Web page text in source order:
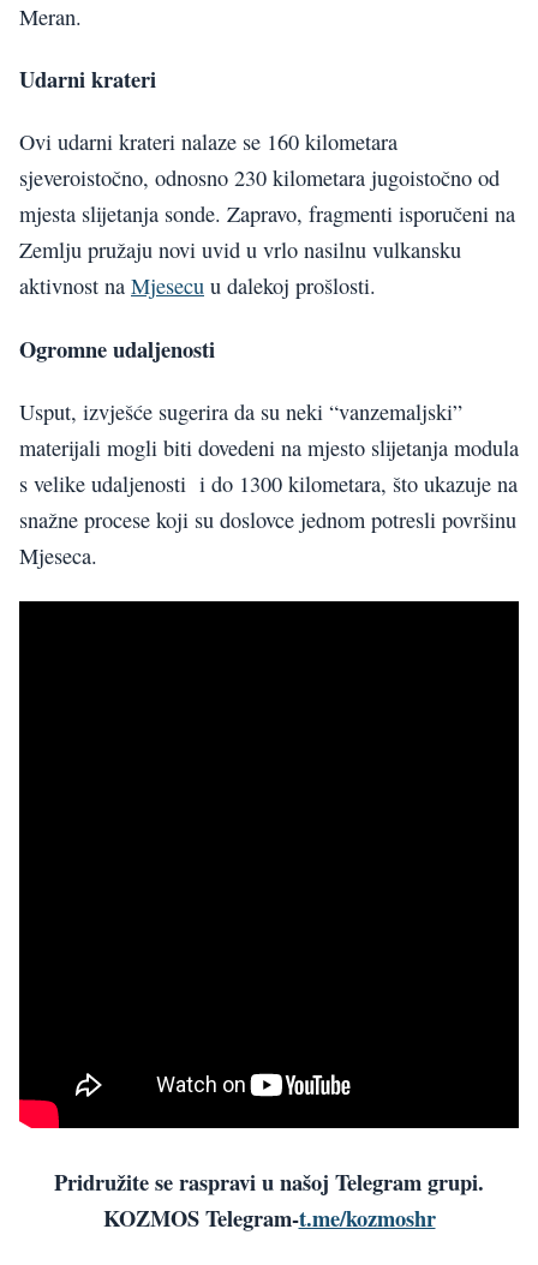
Meran.
Udarni krateri
Ovi udarni krateri nalaze se 160 kilometara
sjeveroistočno, odnosno 230 kilometara jugoistočno od
mjesta slijetanja sonde. Zapravo, fragmenti isporučeni na
Zemlju pružaju novi uvid u vrlo nasilnu vulkansku
aktivnost na Mjesecu u dalekoj prošlosti.
Ogromne udaljenosti
Usput, izvješće sugerira da su neki “vanzemaljski”
materijali mogli biti dovedeni na mjesto slijetanja modula
s velike udaljenosti i do 1300 kilometara, što ukazuje na
snažne procese koji su doslovce jednom potresli površinu
Mjeseca.
Pridružite se raspravi u našoj Telegram grupi.
KOZMOS Telegram-t.me/kozmoshr